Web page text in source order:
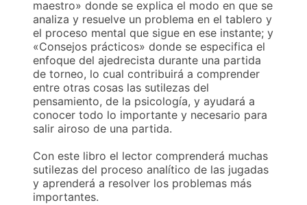
maestro» donde se explica el modo en que se
analiza y resuelve un problema en el tablero y
el proceso mental que sigue en ese instante; y
«Consejos prácticos» donde se especifica el
enfoque del ajedrecista durante una partida
de torneo, lo cual contribuirá a comprender
entre otras cosas las sutilezas del
pensamiento, de la psicología, y ayudará a
conocer todo lo importante y necesario para
salir airoso de una partida.
Con este libro el lector comprenderá muchas
sutilezas del proceso analítico de las jugadas
y aprenderá a resolver los problemas más
importantes.